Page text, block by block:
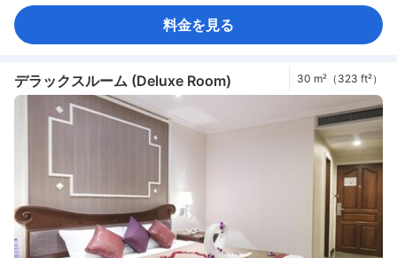
料金を見る
デラックスルーム (Deluxe Room) 30 m²（323 ft²）